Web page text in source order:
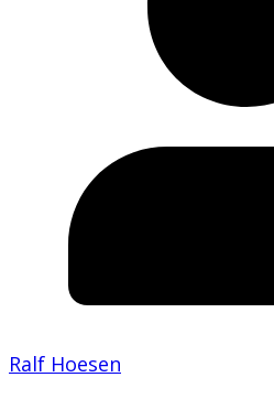
Ralf Hoesen